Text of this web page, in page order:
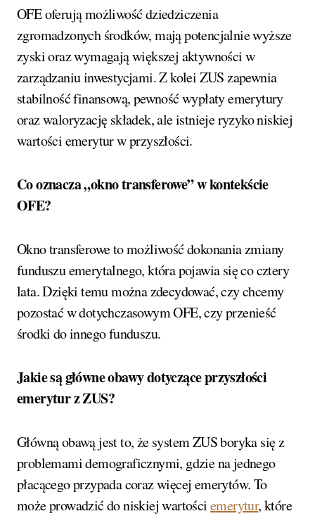
OFE oferują możliwość dziedziczenia
zgromadzonych środków, mają potencjalnie wyższe
zyski oraz wymagają większej aktywności w
zarządzaniu inwestycjami. Z kolei ZUS zapewnia
stabilność finansową, pewność wypłaty emerytury
oraz waloryzację składek, ale istnieje ryzyko niskiej
wartości emerytur w przyszłości.
Co oznacza „okno transferowe” w kontekście
OFE?
Okno transferowe to możliwość dokonania zmiany
funduszu emerytalnego, która pojawia się co cztery
lata. Dzięki temu można zdecydować, czy chcemy
pozostać w dotychczasowym OFE, czy przenieść
środki do innego funduszu.
Jakie są główne obawy dotyczące przyszłości
emerytur z ZUS?
Główną obawą jest to, że system ZUS boryka się z
problemami demograficznymi, gdzie na jednego
płacącego przypada coraz więcej emerytów. To
może prowadzić do niskiej wartościemerytur, które